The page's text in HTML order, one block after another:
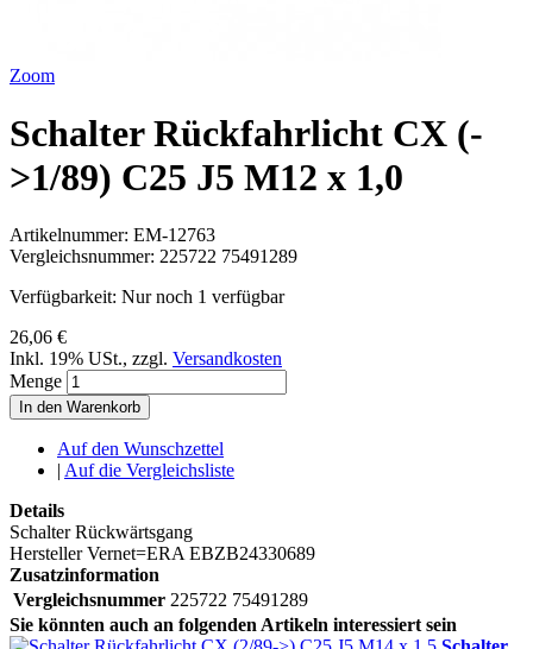
Zoom
Schalter Rückfahrlicht CX (-
>1/89) C25 J5 M12 x 1,0
Artikelnummer: EM-12763
Vergleichsnummer: 225722 75491289
Verfügbarkeit: Nur noch 1 verfügbar
26,06 €
Inkl. 19% USt., zzgl. Versandkosten
Menge
In den Warenkorb
Auf den Wunschzettel
| Auf die Vergleichsliste
Details
Schalter Rückwärtsgang
Hersteller Vernet=ERA EBZB24330689
Zusatzinformation
Vergleichsnummer 225722 75491289
Sie könnten auch an folgenden Artikeln interessiert sein